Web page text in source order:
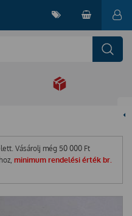
Vásárolj még 50 000 Ft
minimum rendelési érték br.